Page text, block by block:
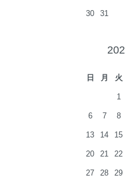
30 31
日 月 火
1
6 7 8
13 14 15
20 21 22
27 28 29